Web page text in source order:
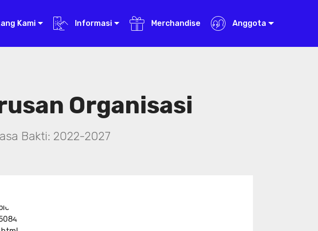
Kami Informasi Merchandise Anggota
Organisasi
Bakti: 2022-2027